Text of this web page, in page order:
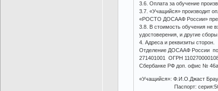
3.6. Оплата за обучение
3.7. «Учащийся» производит
«РОСТО ДОСААФ России»
3.8. В стоимость обучения не
удостоверения, и другие
4. Адреса и реквизиты сторон.
Отделение ДОСААФ России по
271401001 ОГРН
Сбербанке РФ доп. офис №
«Учащийся»: Ф.И.О.Джаст
Паспорт: серия:50 14 27